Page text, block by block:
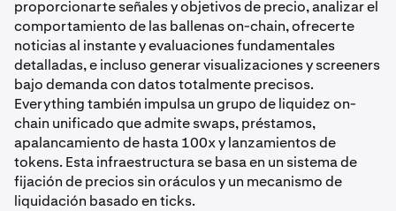
proporcionarte señales y objetivos de precio, analizar el
comportamiento de las ballenas on-chain, ofrecerte
noticias al instante y evaluaciones fundamentales
detalladas, e incluso generar visualizaciones y screeners
bajo demanda con datos totalmente precisos.
Everything también impulsa un grupo de liquidez on-
chain unificado que admite swaps, préstamos,
apalancamiento de hasta 100x y lanzamientos de
tokens. Esta infraestructura se basa en un sistema de
fijación de precios sin oráculos y un mecanismo de
liquidación basado en ticks.